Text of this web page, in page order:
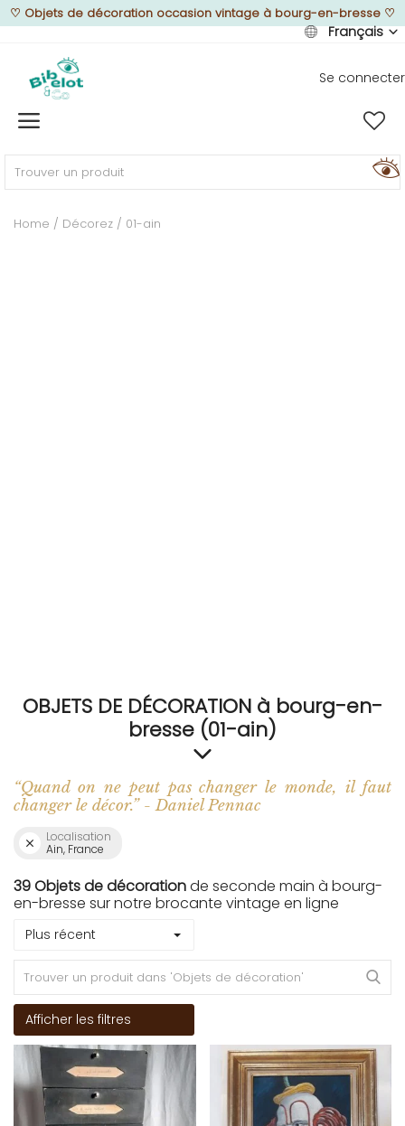
♡ Objets de décoration occasion vintage à bourg-en-bresse ♡
Français
Se connecter
Home
MEUBLEZ
Home Décorez 01-ain
OBJETS DE DÉCORATION à bourg-en-
bresse (01-ain)
“Quand on ne peut pas changer le monde, il faut
changer le décor.” - Daniel Pennac
Localisation
Ain, France
39 Objets de décorationde seconde main à bourg-
en-bresse sur notre brocante vintage en ligne
Plus récent
Afficher les filtres